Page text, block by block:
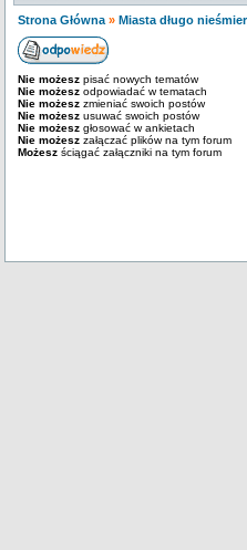
Strona Główna » Miasta długo
Nie możesz pisać nowych tematów
Nie możesz odpowiadać w tematach
Nie możesz zmieniać swoich postów
Nie możesz usuwać swoich postów
Nie możesz głosować w ankietach
Nie możesz załączać plików na tym forum
Możesz ściągać załączniki na tym forum